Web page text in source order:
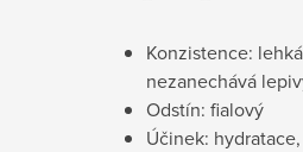
Konzistence:
nezanechává
Odstín: fialový
Účinek: